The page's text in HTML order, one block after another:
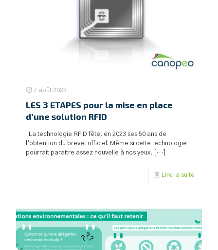
7 août 2023
LES 3 ETAPES pour la mise en place
d’une solution RFID
La technologie RFID fête, en 2023 ses 50 ans de
l’obtention du brevet officiel. Même si cette technologie
pourrait paraitre assez nouvelle à nos yeux, […]
Lire la suite